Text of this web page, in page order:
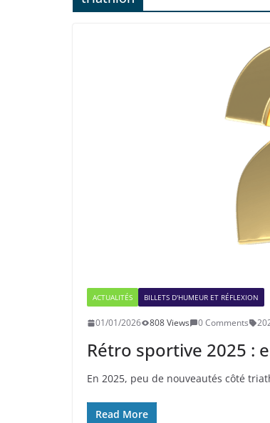
ACTUALITÉS BILLETS D'HUMEUR ET RÉFLEXION
01/01/2026 808 Views 0 Comments
Rétro sportive 2025 :
En 2025, peu de nouveautés côté
Read More